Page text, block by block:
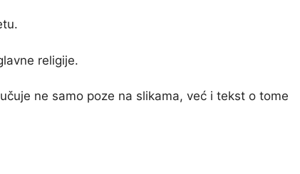
religije.
ne samo poze na slikama, već i tekst o tome